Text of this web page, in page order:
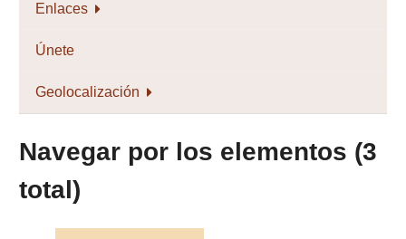
Enlaces
Únete
Geolocalización
Navegar por los elementos (3
total)